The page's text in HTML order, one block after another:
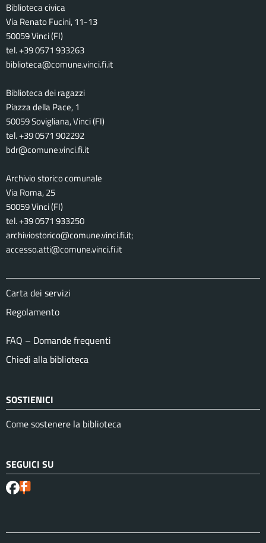
Biblioteca civica
Via Renato Fucini, 11-13
50059 Vinci (FI)
tel. +39 0571 933263
biblioteca@comune.vinci.fi.it
Biblioteca dei ragazzi
Piazza della Pace, 1
50059 Sovigliana, Vinci (FI)
tel. +39 0571 902292
bdr@comune.vinci.fi.it
Archivio storico comunale
Via Roma, 25
50059 Vinci (FI)
tel. +39 0571 933250
archiviostorico@comune.vinci.fi.it;
accesso.atti@comune.vinci.fi.it
Carta dei servizi
Regolamento
FAQ – Domande frequenti
Chiedi alla biblioteca
SOSTIENICI
Come sostenere la biblioteca
SEGUICI SU